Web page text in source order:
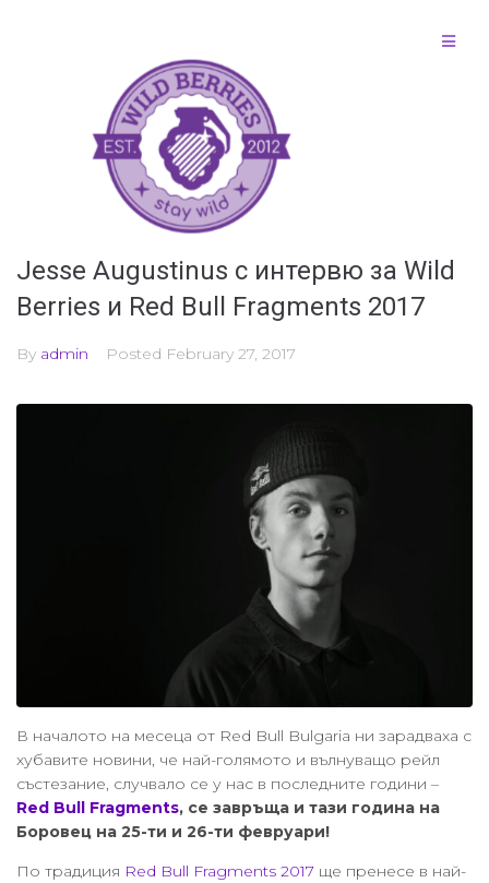
Jesse Augustinus с интервю за Wild
Berries и Red Bull Fragments 2017
By admin Posted February 27, 2017
В началото на месеца от Red Bull Bulgaria ни зарадваха с
хубавите новини, че най-голямото и вълнуващо рейл
състезание, случвало се у нас в последните години –
Red Bull Fragments, се завръща и тази година на
Боровец на 25-ти и 26-ти февруари!
По традиция Red Bull Fragments 2017 ще пренесе в най-